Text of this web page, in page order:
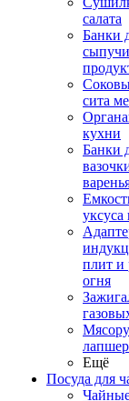
салата
Банки
сита
кухни
Банки
уксуса
плит и
огня
Ещё
Посуда для